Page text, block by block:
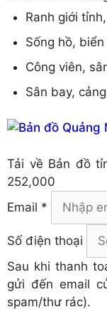
Ranh giới
Sống hồ, biển
Công viên,
Sân bay,
Tải về Bản đồ
252,000
Email *
Số điện thoại
Sau khi thanh
gửi đến email
spam/thư rác).